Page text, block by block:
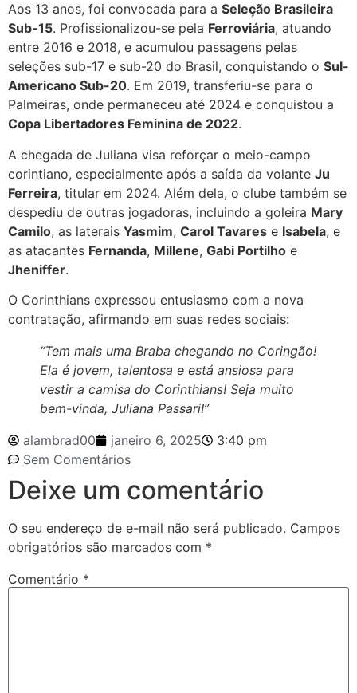
Aos 13 anos, foi convocada para a Seleção Brasileira
Sub-15. Profissionalizou-se pela Ferroviária, atuando
entre 2016 e 2018, e acumulou passagens pelas
seleções sub-17 e sub-20 do Brasil, conquistando o Sul-
Americano Sub-20. Em 2019, transferiu-se para o
Palmeiras, onde permaneceu até 2024 e conquistou a
Copa Libertadores Feminina de 2022.
A chegada de Juliana visa reforçar o meio-campo
corintiano, especialmente após a saída da volante Ju
Ferreira, titular em 2024. Além dela, o clube também se
despediu de outras jogadoras, incluindo a goleira Mary
Camilo, as laterais Yasmim, Carol Tavares e Isabela, e
as atacantes Fernanda, Millene, Gabi Portilho e
Jheniffer.
O Corinthians expressou entusiasmo com a nova
contratação, afirmando em suas redes sociais:
“Tem mais uma Braba chegando no Coringão!
Ela é jovem, talentosa e está ansiosa para
vestir a camisa do Corinthians! Seja muito
bem-vinda, Juliana Passari!”
alambrad00
janeiro 6, 2025
3:40 pm
Sem Comentários
Deixe um comentário
O seu endereço de e-mail não será publicado. Campos
obrigatórios são marcados com *
Comentário *